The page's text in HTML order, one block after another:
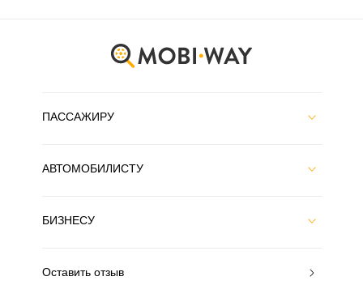
ПАССАЖИРУ
АВТОМОБИЛИСТУ
БИЗНЕСУ
Оставить отзыв